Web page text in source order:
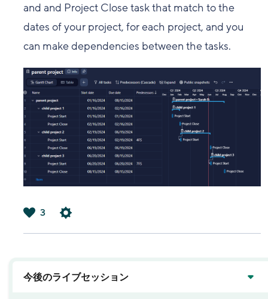
and and Project Close task that match to the
dates of your project, for each project, and you
can make dependencies between the tasks.
3
今後のライブセッション